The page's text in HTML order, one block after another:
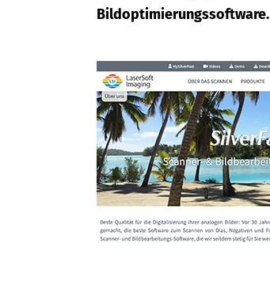
Bildoptimierungssoftware.